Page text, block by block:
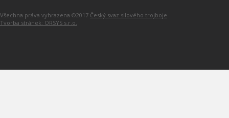
Všechna práva vyhrazena ©2017 Český svaz silového trojboje
Tvorba stránek: ORSYS s.r.o.